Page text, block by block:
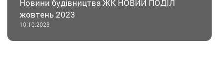
Новини будівництва ЖК НОВИЙ ПОДІЛ
жовтень 2023
10.10.2023